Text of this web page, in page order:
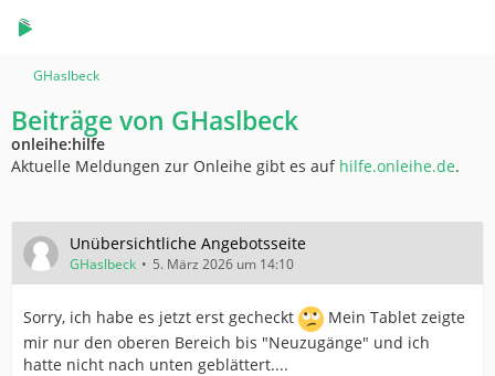
GHaslbeck
Beiträge von GHaslbeck
onleihe:hilfe
Aktuelle Meldungen zur Onleihe gibt es auf hilfe.onleihe.de.
Unübersichtliche Angebotsseite
GHaslbeck 5. März 2026 um 14:10
Sorry, ich habe es jetzt erst gecheckt
Mein Tablet zeigte
mir nur den oberen Bereich bis "Neuzugänge" und ich
hatte nicht nach unten geblättert....